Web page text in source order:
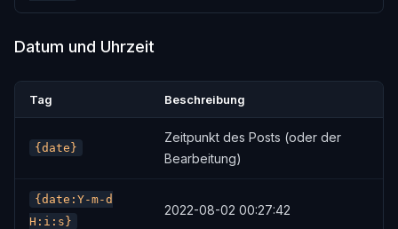
Datum und Uhrzeit
Tag Beschreibung
{date}
Zeitpunkt des Posts (oder der
Bearbeitung)
{date:Y-m-d
H:i:s}
2022-08-02 00:27:42